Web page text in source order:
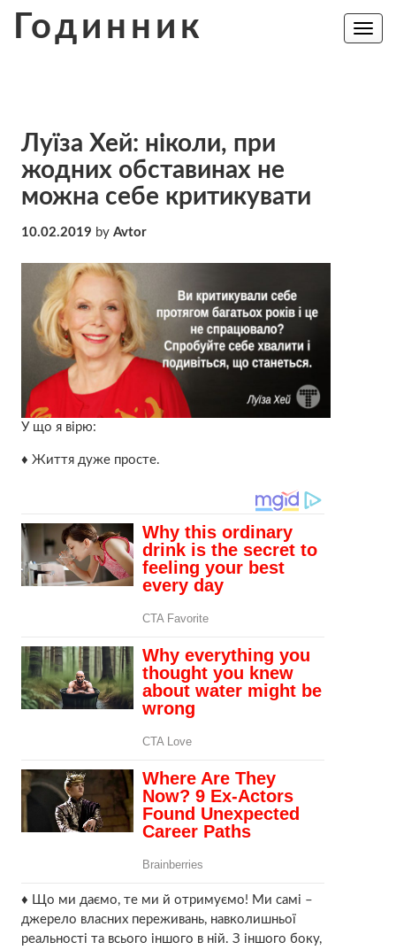
Годинник
Toggle
Луїза Хей: ніколи, при
жодних обставинах не
можна себе критикувати
10.02.2019 by Avtor
У що я вірю:
♦ Життя дуже просте.
♦ Що ми даємо, те ми й отримуємо! Ми самі –
джерело власних переживань, навколишньої
реальності та всього іншого в ній. З іншого боку,